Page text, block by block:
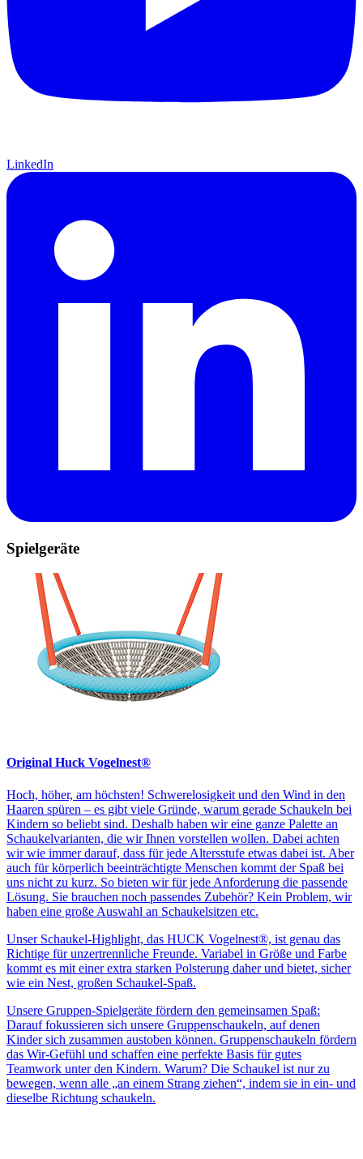
LinkedIn
Spielgeräte
Original Huck Vogelnest®
Hoch, höher, am höchsten! Schwerelosigkeit und den Wind in den
Haaren spüren – es gibt viele Gründe, warum gerade Schaukeln bei
Kindern so beliebt sind. Deshalb haben wir eine ganze Palette an
Schaukelvarianten, die wir Ihnen vorstellen wollen. Dabei achten
wir wie immer darauf, dass für jede Altersstufe etwas dabei ist. Aber
auch für körperlich beeinträchtigte Menschen kommt der Spaß bei
uns nicht zu kurz. So bieten wir für jede Anforderung die passende
Lösung. Sie brauchen noch passendes Zubehör? Kein Problem, wir
haben eine große Auswahl an Schaukelsitzen etc.
Unser Schaukel-Highlight, das HUCK Vogelnest®, ist genau das
Richtige für unzertrennliche Freunde. Variabel in Größe und Farbe
kommt es mit einer extra starken Polsterung daher und bietet, sicher
wie ein Nest, großen Schaukel-Spaß.
Unsere Gruppen-Spielgeräte fördern den gemeinsamen Spaß:
Darauf fokussieren sich unsere Gruppenschaukeln, auf denen
Kinder sich zusammen austoben können. Gruppenschaukeln fördern
das Wir-Gefühl und schaffen eine perfekte Basis für gutes
Teamwork unter den Kindern. Warum? Die Schaukel ist nur zu
bewegen, wenn alle „an einem Strang ziehen“, indem sie in ein- und
dieselbe Richtung schaukeln.